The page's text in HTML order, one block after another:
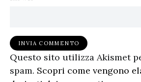
Questo sito utilizza Akismet
spam. Scopri come vengono